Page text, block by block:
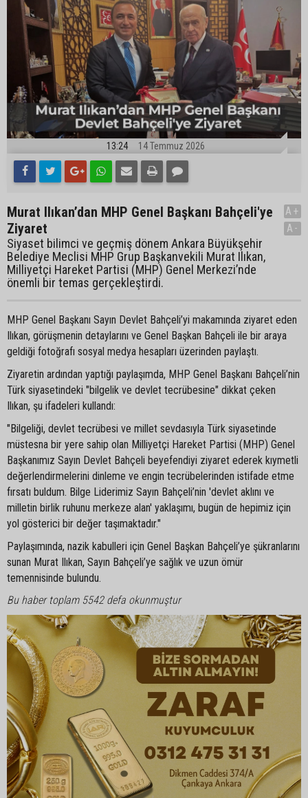
13:24 14 Temmuz 2026
Murat Ilıkan’dan MHP Genel Başkanı Bahçeli'ye
Ziyaret
Siyaset bilimci ve geçmiş dönem Ankara Büyükşehir
Belediye Meclisi MHP Grup Başkanvekili Murat Ilıkan,
Milliyetçi Hareket Partisi (MHP) Genel Merkezi’nde
önemli bir temas gerçekleştirdi.
A+
A-
MHP Genel Başkanı Sayın Devlet Bahçeli’yi makamında ziyaret eden
Ilıkan, görüşmenin detaylarını ve Genel Başkan Bahçeli ile bir araya
geldiği fotoğrafı sosyal medya hesapları üzerinden paylaştı.
Ziyaretin ardından yaptığı paylaşımda, MHP Genel Başkanı Bahçeli’nin
Türk siyasetindeki "bilgelik ve devlet tecrübesine" dikkat çeken
Ilıkan, şu ifadeleri kullandı:
"Bilgeliği, devlet tecrübesi ve millet sevdasıyla Türk siyasetinde
müstesna bir yere sahip olan Milliyetçi Hareket Partisi (MHP) Genel
Başkanımız Sayın Devlet Bahçeli beyefendiyi ziyaret ederek kıymetli
değerlendirmelerini dinleme ve engin tecrübelerinden istifade etme
fırsatı buldum. Bilge Liderimiz Sayın Bahçeli’nin 'devlet aklını ve
milletin birlik ruhunu merkeze alan' yaklaşımı, bugün de hepimiz için
yol gösterici bir değer taşımaktadır."
Paylaşımında, nazik kabulleri için Genel Başkan Bahçeli’ye şükranlarını
sunan Murat Ilıkan, Sayın Bahçeli’ye sağlık ve uzun ömür
temennisinde bulundu.
Bu haber toplam 5542 defa okunmuştur